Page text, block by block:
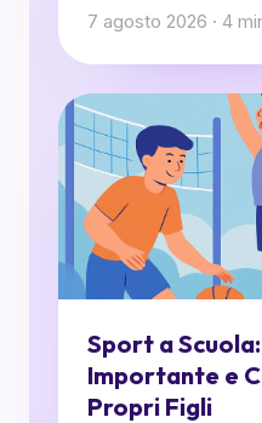
7 agosto 2026 · 4
Sport a
Importante e
Propri Figli